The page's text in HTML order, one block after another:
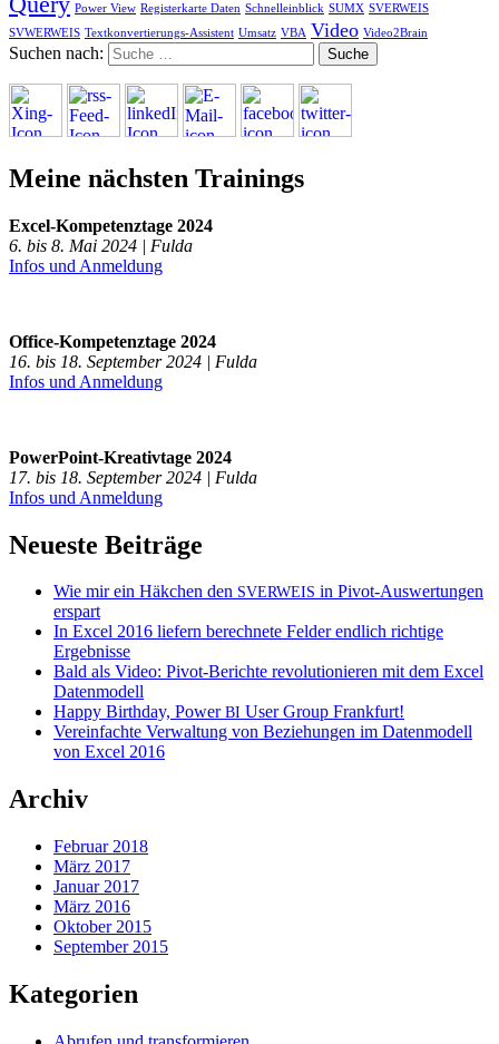
Power View Registerkarte Daten Schnelleinblick SUMX SVERWEIS
SVWERWEIS Textkonvertierungs-Assistent Umsatz VBA Video Video2Brain
Suchen nach:
Meine nächsten Trainings
Excel-Kompetenztage 2024
6. bis 8. Mai 2024 | Fulda
Infos und Anmeldung
Office-Kompetenztage 2024
16. bis 18. September 2024 | Fulda
Infos und Anmeldung
PowerPoint-Kreativtage 2024
17. bis 18. September 2024 | Fulda
Infos und Anmeldung
Neueste Beiträge
Wie mir ein Häkchen den SVERWEIS in Pivot-Auswertungen
erspart
In Excel 2016 liefern berechnete Felder endlich richtige
Ergebnisse
Bald als Video: Pivot-Berichte revolutionieren mit dem Excel
Datenmodell
Happy Birthday, PowerBI User Group Frankfurt!
Vereinfachte Verwaltung von Beziehungen im Datenmodell
von Excel 2016
Archiv
Februar 2018
März 2017
Januar 2017
März 2016
Oktober 2015
September 2015
Kategorien